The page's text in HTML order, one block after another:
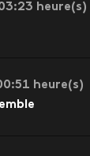
heure(s)
heure(s)